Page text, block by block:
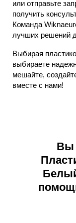
или отправьте
получить
Команда
лучших решений
Выбирая
выбираете
мешайте,
вместе с нами!
Вы